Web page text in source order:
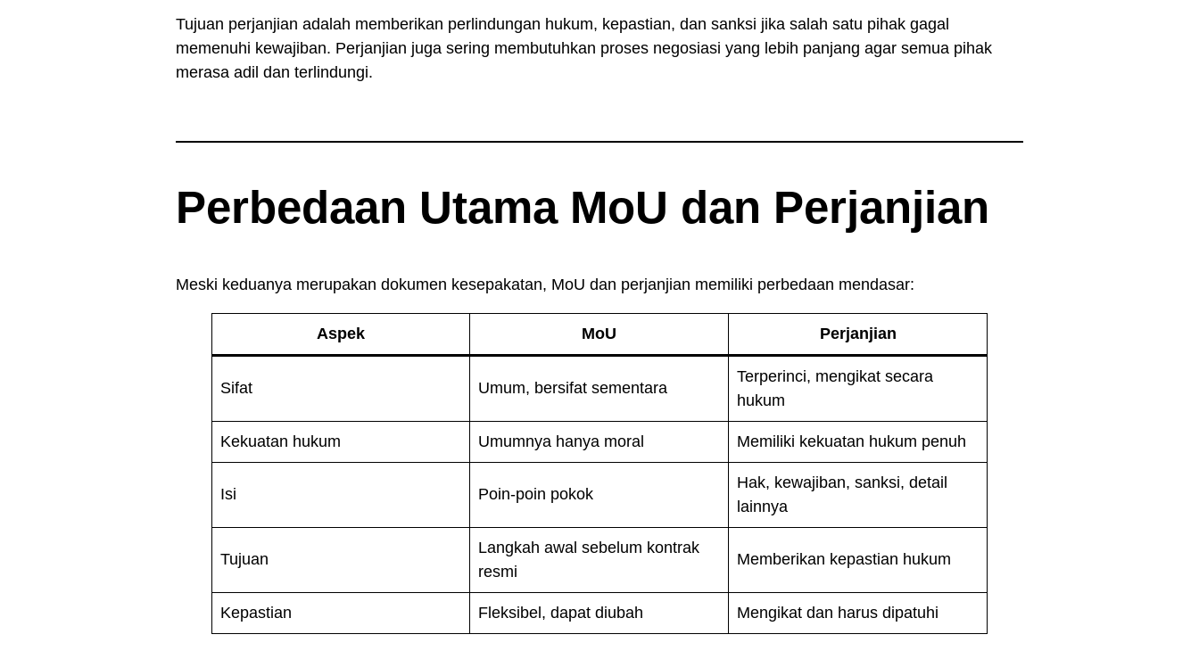
Tujuan perjanjian adalah memberikan perlindungan hukum, kepastian, dan sanksi jika salah satu pihak gagal
memenuhi kewajiban. Perjanjian juga sering membutuhkan proses negosiasi yang lebih panjang agar semua pihak
merasa adil dan terlindungi.
Perbedaan Utama MoU dan Perjanjian
Meski keduanya merupakan dokumen kesepakatan, MoU dan perjanjian memiliki perbedaan mendasar:
Aspek MoU Perjanjian
Sifat Umum, bersifat sementara
Terperinci, mengikat secara
hukum
Kekuatan hukum Umumnya hanya moral Memiliki kekuatan hukum penuh
Isi Poin-poin pokok
Hak, kewajiban, sanksi, detail
lainnya
Tujuan
Langkah awal sebelum kontrak
resmi
Memberikan kepastian hukum
Kepastian Fleksibel, dapat diubah Mengikat dan harus dipatuhi